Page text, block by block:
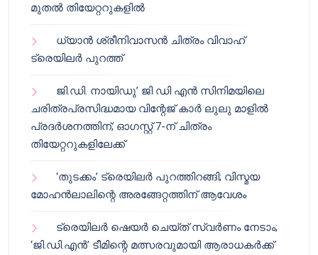
മുതൽ തിയേറ്ററുകളിൽ
ധ്യാൻ ശ്രീനിവാസൻ ചിത്രം വിവാഹ്
ട്രെയിലർ പുറത്ത്
ജി.ഡി. നായിഡു’ ജി ഡി എൻ സിനിമയിലെ
ചരിത്രപ്രസിദ്ധമായ വിന്റേജ് കാർ ലുലു മാളിൽ
പ്രദർശനത്തിന്; ഓഗസ്റ്റ് 7-ന് ചിത്രം
തിയേറ്ററുകളിലേക്ക്
‘തുടക്കം’ ട്രെയിലർ പുറത്തിറങ്ങി; വിസ്മയ
മോഹൻലാലിന്റെ അരങ്ങേറ്റത്തിന് ആവേശം
ട്രെയിലർ ഷെയർ ചെയ്‌ത് സ്വർണം നേടാം;
‘ജി.ഡി.എൻ’ ടീമിന്റെ മത്സരവുമായി ആരാധകർക്ക്